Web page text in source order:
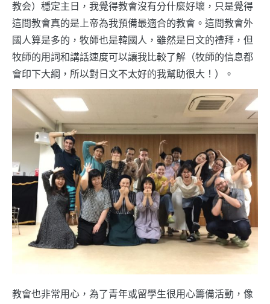
教会）穩定主日，我覺得教會沒有分什麼好壞，只是覺得
這間教會真的是上帝為我預備最適合的教會。這間教會外
國人算是多的，牧師也是韓國人，雖然是日文的禮拜，但
牧師的用詞和講話速度可以讓我比較了解（牧師的信息都
會印下大綱，所以對日文不太好的我幫助很大！）。
教會也非常用心，為了青年或留學生很用心籌備活動，像